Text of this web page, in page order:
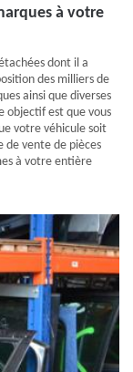
à votre
dont il a
des milliers de
ainsi que diverses
objectif est que vous
votre véhicule soit
de vente de pièces
à votre entière